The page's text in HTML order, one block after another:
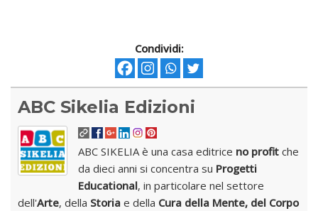
Condividi:
ABC Sikelia Edizioni
ABC SIKELIA è una casa editrice no profit che
da dieci anni si concentra su Progetti
Educational, in particolare nel settore
dell'Arte, della Storia e della Cura della Mente, del Corpo